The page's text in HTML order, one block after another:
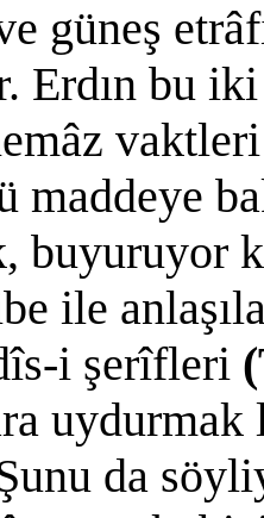
güneş
Erdın bu
maddeye
buyuruyor
ile
i şerîfleri
uydurmak
da